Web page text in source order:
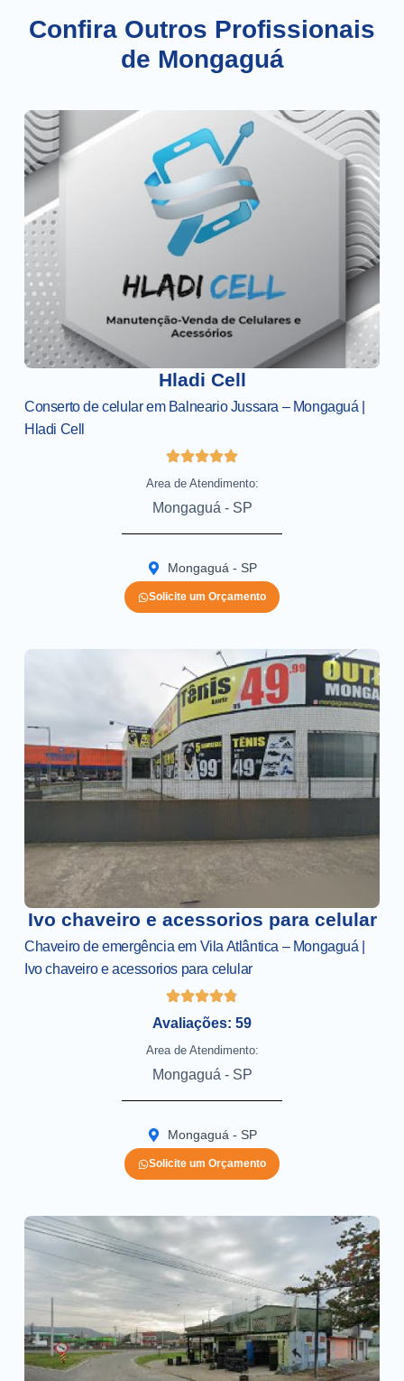
Confira Outros Profissionais
de Mongaguá
Hladi Cell
Conserto de celular em Balneario Jussara – Mongaguá |
Hladi Cell
Area de Atendimento:
Mongaguá - SP
Mongaguá - SP
Solicite um Orçamento
Ivo chaveiro e acessorios para celular
Chaveiro de emergência em Vila Atlântica – Mongaguá |
Ivo chaveiro e acessorios para celular
Avaliações: 59
Area de Atendimento:
Mongaguá - SP
Mongaguá - SP
Solicite um Orçamento